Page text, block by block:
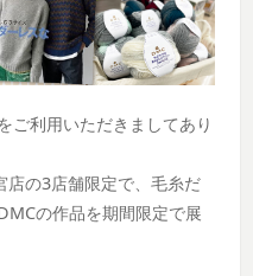
ご利用いただきましてあり
店の3店舗限定で、毛糸だ
の作品を期間限定で展